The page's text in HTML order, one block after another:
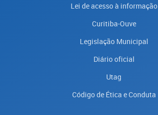
Lei de acesso à informação
Curitiba-Ouve
Legislação Municipal
Diário oficial
Utag
Código de Ética e Conduta